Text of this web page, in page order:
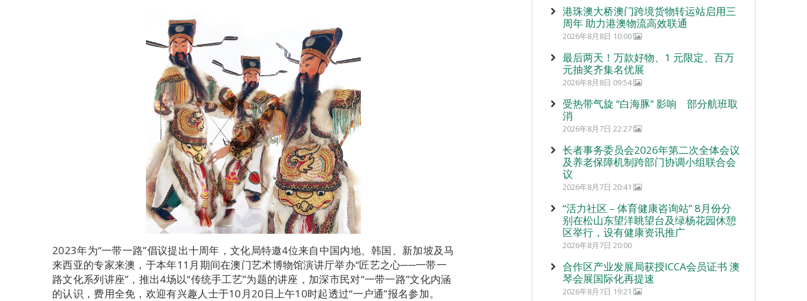
2023年为“一带一路”倡议提出十周年，文化局特邀4位来自中国内地、韩国、新加坡及马
来西亚的专家来澳，于本年11月期间在澳门艺术博物馆演讲厅举办“匠艺之心──一带一
路文化系列讲座”，推出4场以“传统手工艺”为题的讲座，加深市民对“一带一路”文化内涵
的认识，费用全免，欢迎有兴趣人士于10月20日上午10时起透过“一户通”报名参加。
港珠澳大桥澳门跨境货物转运站启用三
周年 助力港澳物流高效联通
2026年8月8日 10:00
最后两天！万款好物、1 元限定、百万
元抽奖齐集名优展
2026年8月8日 09:54
受热带气旋 “白海豚” 影响 部分航班取
消
2026年8月7日 22:27
长者事务委员会2026年第二次全体会议
及养老保障机制跨部门协调小组联合会
议
2026年8月7日 20:41
“活力社区 – 体育健康咨询站” 8月份分
别在松山东望洋眺望台及绿杨花园休憩
区举行，设有健康资讯推广
2026年8月7日 20:00
合作区产业发展局获授ICCA会员证书 澳
琴会展国际化再提速
2026年8月7日 19:21